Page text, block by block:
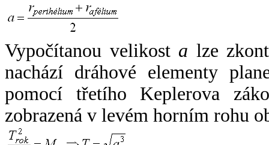
Vypočítanou velikost a lze
nachází dráhové elementy
pomocí třetího Keplerova
zobrazená v levém horním rohu